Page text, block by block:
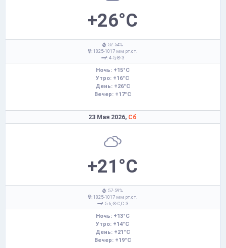
+26°C
: 52-54%
: 1025-1017 мм рт.ст.
: 4-5,
З
Ночь: +15°C
Утро: +16°C
День: +26°C
Вечер: +17°C
23 Мая 2026, Сб
+21°C
: 57-59%
: 1025-1017 мм рт.ст.
: 5-6,
С,С-З
Ночь: +13°C
Утро: +14°C
День: +21°C
Вечер: +19°C